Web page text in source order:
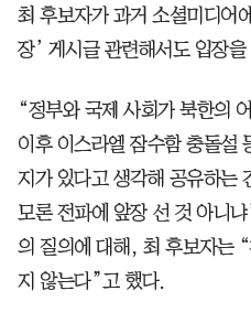
최 후보자가 과거 소셜미디어
장’ 게시글 관련해서도 입장을
“정부와 국제 사회가 북한의
이후 이스라엘 잠수함 충돌설
지가 있다고 생각해 공유하는
모론 전파에 앞장 선 것 아니
의 질의에 대해, 최 후보자는
지 않는다”고 했다.